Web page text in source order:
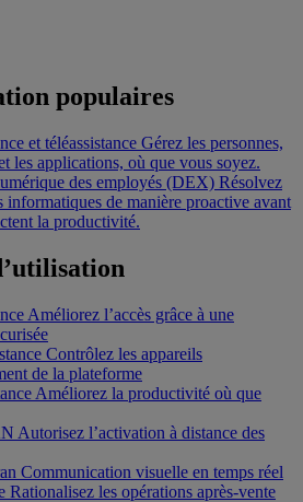
populaires
et téléassistance Gérez les personnes,
les applications, où que vous soyez.
des employés (DEX) Résolvez
informatiques de manière proactive avant
la productivité.
Améliorez l’accès grâce à une
Contrôlez les appareils
de la plateforme
Améliorez la productivité où que
Autorisez l’activation à distance des
Communication visuelle en temps réel
Rationalisez les opérations après-vente